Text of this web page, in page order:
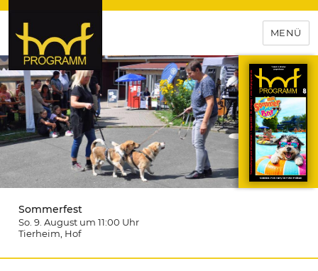
hof-programm – das
Veranstaltungsportal für
Hochfranken
MENÜ
Sommerfest
So. 9. August um 11:00 Uhr
Tierheim , Hof